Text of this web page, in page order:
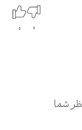
0
0
شما